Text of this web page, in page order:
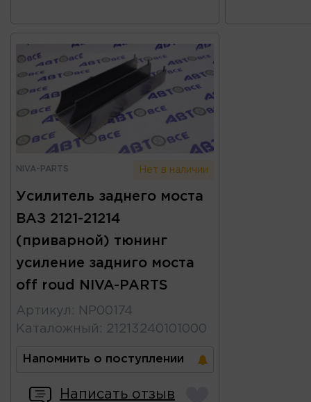
NIVA-PARTS Нет в наличии
Усилитель заднего моста
ВАЗ 2121-21214
(приварной) тюнинг
усиление задниго моста
off roud NIVA-PARTS
Артикул :
NP00174
Каталожный : 21213240101000
Напомнить о поступлении
Написать отзыв